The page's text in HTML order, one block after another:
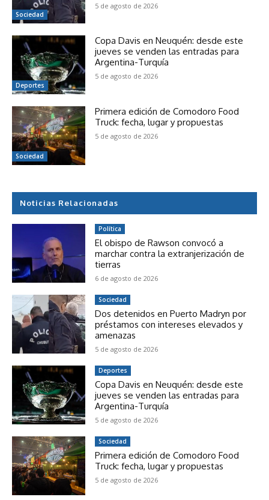
Sociedad
5 de agosto de 2026
Deportes
Copa Davis en Neuquén: desde este
jueves se venden las entradas para
Argentina-Turquía
5 de agosto de 2026
Sociedad
Primera edición de Comodoro Food
Truck: fecha, lugar y propuestas
5 de agosto de 2026
Noticias Relacionadas
Política
El obispo de Rawson convocó a
marchar contra la extranjerización de
tierras
6 de agosto de 2026
Sociedad
Dos detenidos en Puerto Madryn por
préstamos con intereses elevados y
amenazas
5 de agosto de 2026
Deportes
Copa Davis en Neuquén: desde este
jueves se venden las entradas para
Argentina-Turquía
5 de agosto de 2026
Sociedad
Primera edición de Comodoro Food
Truck: fecha, lugar y propuestas
5 de agosto de 2026